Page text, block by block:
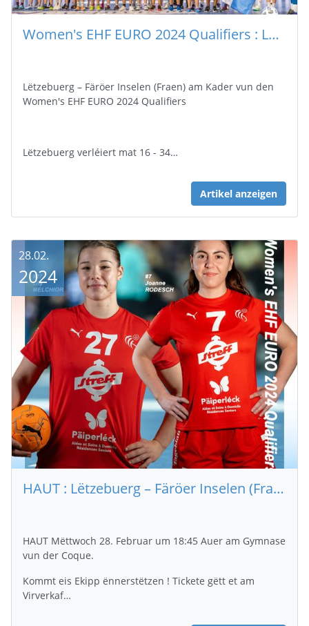
Women's EHF EURO 2024 Qualifiers : Lëtzebuerg – Färöer Inselen (Fraen) 16 - 34
Lëtzebuerg – Färöer Inselen (Fraen) am Kader vun den
Women's EHF EURO 2024 Qualifiers
Lëtzebuerg verléiert mat 16 - 34…
Artikel anzeigen
HAUT : Lëtzebuerg – Färöer Inselen (Fraen) am Kader vun den Women's EHF EURO 2024 Qualifiers
HAUT Mëttwoch 28. Februar um 18:45 Auer am Gymnase
vun der Coque.
Kommt eis Ekipp ënnerstëtzen ! Tickete gëtt et am
Virverkaf…
28.02.
2024